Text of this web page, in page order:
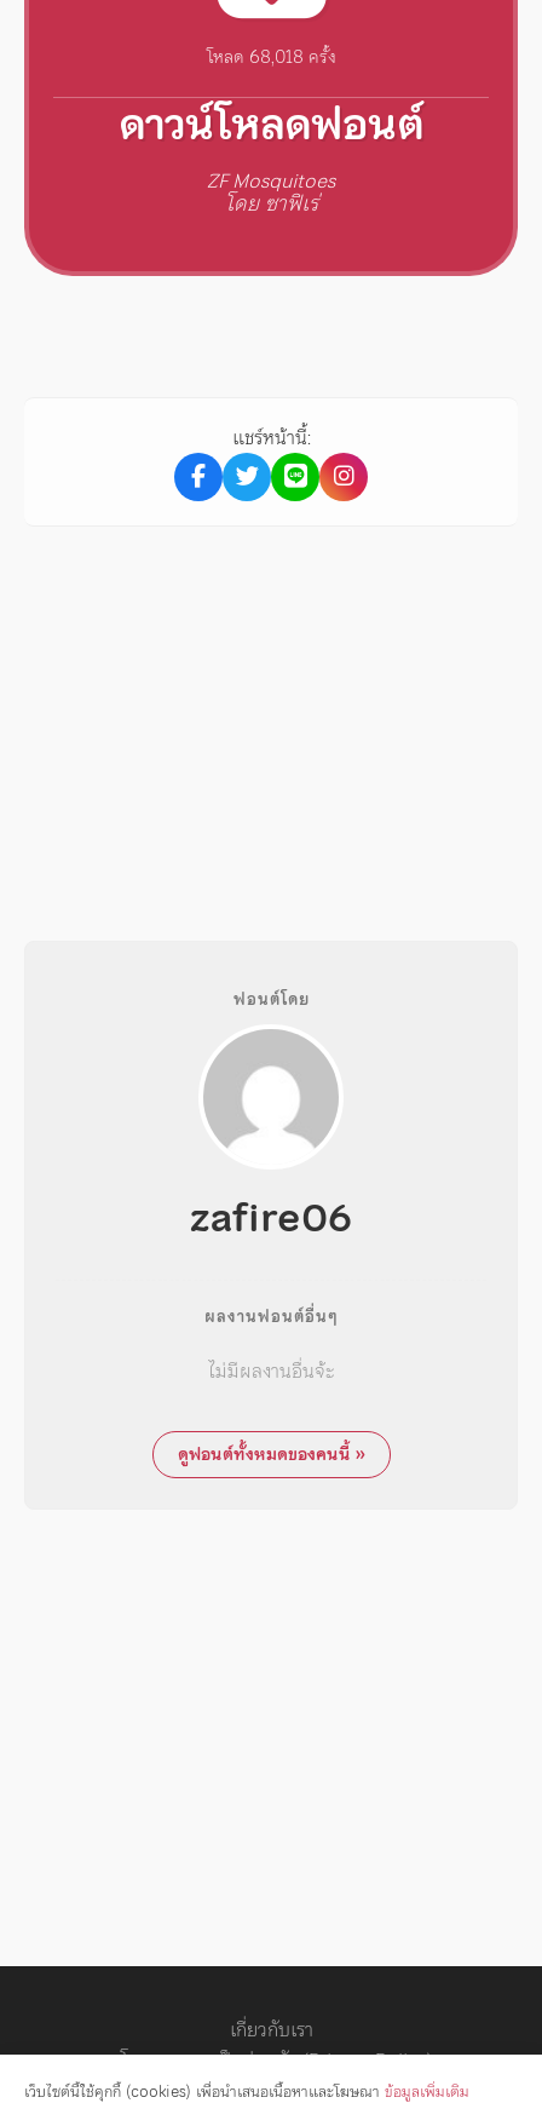
โหลด 68,018 ครั้ง
ดาวน์โหลดฟอนต์
ZF Mosquitoes
โดย ซาฟิเร่
แชร์หน้านี้:
ฟอนต์โดย
zafire06
ผลงานฟอนต์อื่นๆ
ไม่มีผลงานอื่นจ้ะ
ดูฟอนต์ทั้งหมดของคนนี้ »
เกี่ยวกับเรา
นโยบายความเป็นส่วนตัว (Privacy Policy)
สัญญาอนุญาต
เว็บไซต์นี้ใช้คุกกี้ (cookies) เพื่อนำเสนอเนื้อหาและโฆษณา ข้อมูลเพิ่มเติม